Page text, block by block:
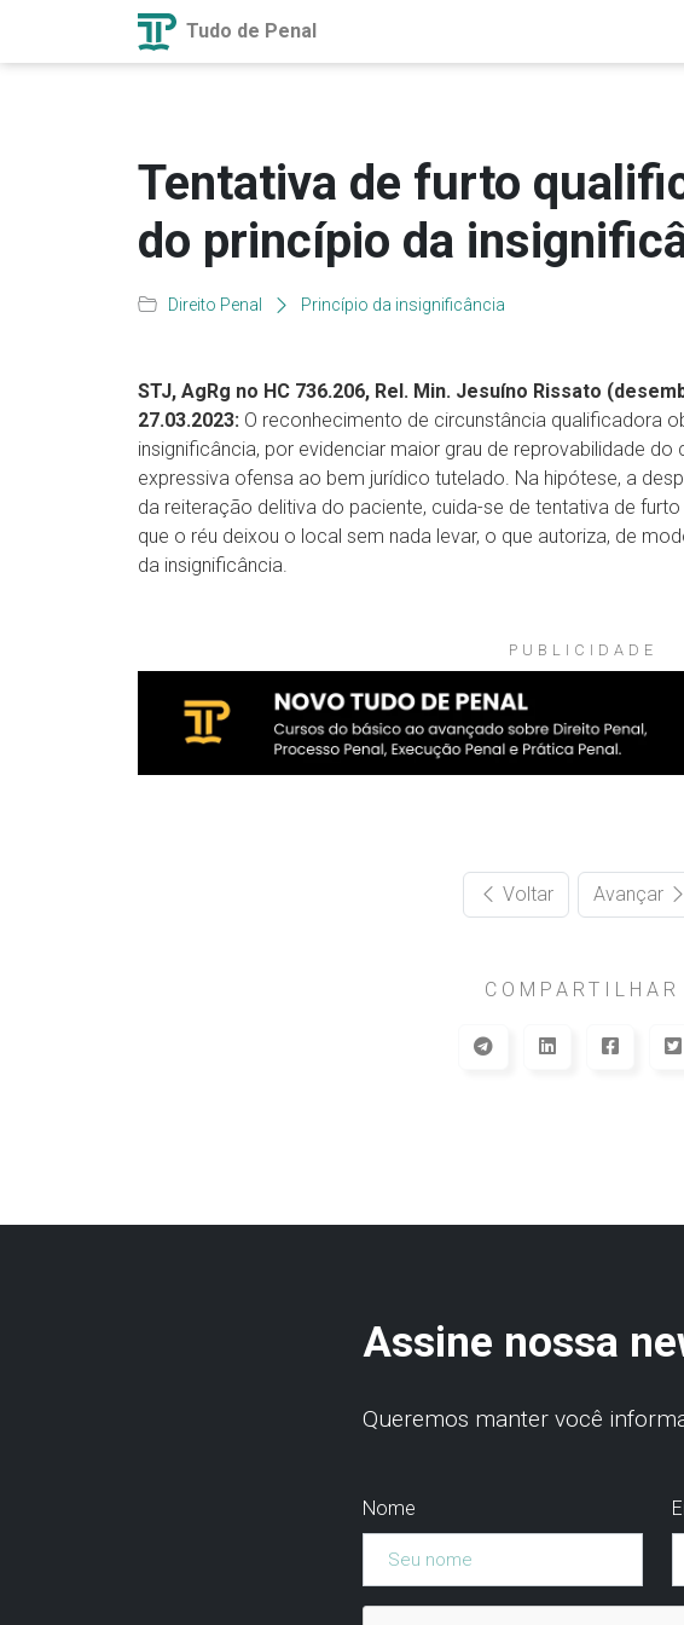
Tudo de Penal
Tentativa de furto
do princípio da
Direito Penal Princípio da insignificância
STJ, AgRg no HC 736.206, Rel. Min. Jesuíno Rissato
27.03.2023: O reconhecimento de circunstância qualificadora
insignificância, por evidenciar maior grau de reprovabilidade
expressiva ofensa ao bem jurídico tutelado. Na hipótese, a
da reiteração delitiva do paciente, cuida-se de tentativa de
que o réu deixou o local sem nada levar, o que autoriza, de
da insignificância.
PUBLICIDADE
Voltar Avançar
COMPARTILHAR
Assine nossa
Queremos manter você
Nome